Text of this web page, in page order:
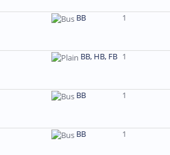
BB 1
BB, HB, FB 1
BB 1
BB 1